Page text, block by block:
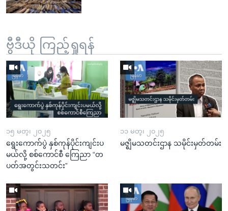
ဗွီဒီယို ကြည့်ရှုရန်
၁၅ မတ္၊ ၂၀၂၅
ရွေးကောက်ပွဲ နှစ်ကုန်ပိုင်းကျင်းပ
မယ်လို့ စစ်ကောင်စီ ကြေညာ “တ
ပတ်အတွင်းသတင်း”
၁၁ မတ္၊ ၂၀၂၅
မဇ္ဈိမသတင်းဌာန သမိုင်းမှတ်တမ်း